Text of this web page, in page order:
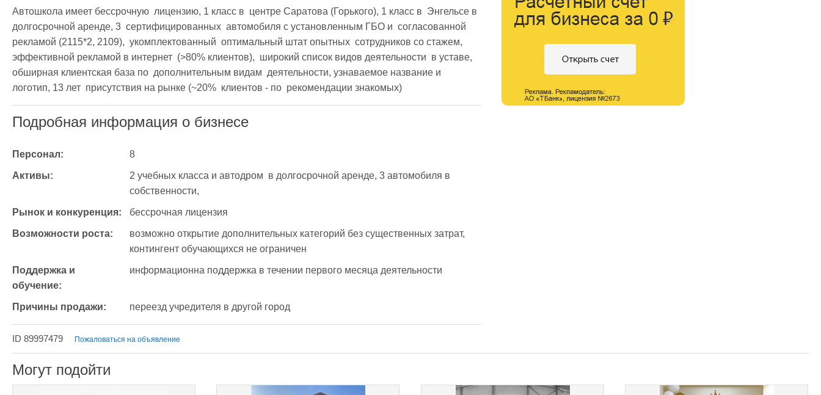
Автошкола имеет бессрочную  лицензию, 1 класс в  центре Саратова (Горького), 1 класс в  Энгельсе в
долгосрочной аренде, 3  сертифицированных  автомобиля с установленным ГБО и  согласованной
рекламой (2115*2, 2109),  укомплектованный  оптимальный штат опытных  сотрудников со стажем,
эффективной рекламой в интернет  (>80% клиентов),  широкий список видов деятельности  в уставе,
обширная клиентская база по  дополнительным видам  деятельности, узнаваемое название и
логотип, 13 лет  присутствия на рынке (~20%  клиентов - по  рекомендации знакомых)
Подробная информация о бизнесе
Персонал: 8
Активы:
2 учебных класса и автодром  в долгосрочной аренде, 3 автомобиля в
собственности,
Рынок и конкуренция: бессрочная лицензия
Возможности роста:
возможно открытие дополнительных категорий без существенных затрат,
контингент обучающихся не ограничен
Поддержка и
обучение:
информационна поддержка в течении первого месяца деятельности
Причины продажи: переезд учредителя в другой город
ID 89997479 Пожаловаться на объявление
Могут подойти